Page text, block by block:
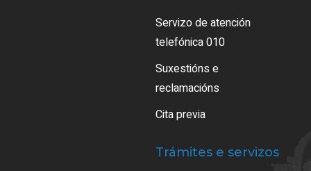
Servizo de atención
telefónica 010
Suxestións e
reclamacións
Cita previa
Trámites e servizos